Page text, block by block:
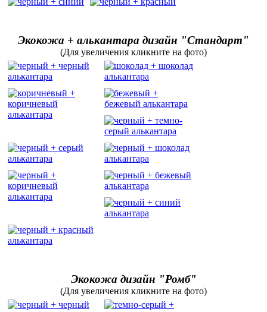
Экокожа + алькантара дизайн "Стандарт"
(Для увеличения кликните на фото)
Экокожа дизайн "Ромб"
(Для увеличения кликните на фото)